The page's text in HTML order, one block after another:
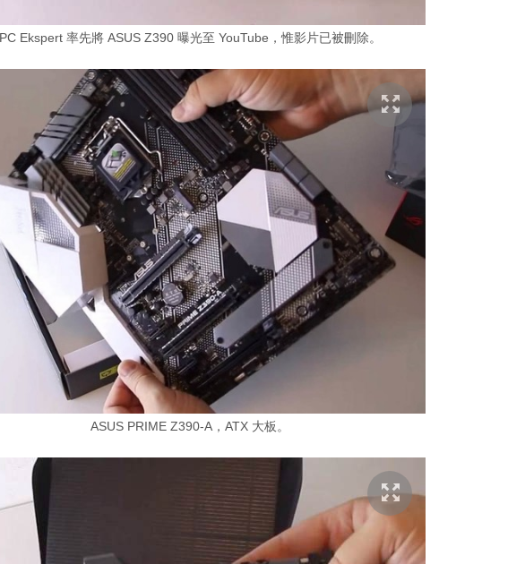
PC Ekspert 率先將 ASUS Z390 曝光至 YouTube，惟影片已被刪除。
ASUS PRIME Z390-A，ATX 大板。